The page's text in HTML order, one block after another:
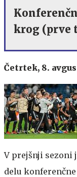
krog (prve
Četrtek, 8.
V prejšnji sezoni
delu